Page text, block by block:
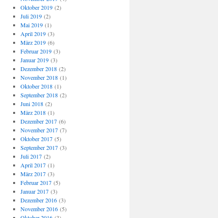
Oktober 2019(2)
Juli 2019(2)
Mai 2019(1)
April 2019(3)
März 2019(6)
Februar 2019(3)
Januar 2019(3)
Dezember 2018(2)
November 2018(1)
Oktober 2018(1)
September 2018(2)
Juni 2018(2)
März 2018(1)
Dezember 2017(6)
November 2017(7)
Oktober 2017(5)
September 2017(3)
Juli 2017(2)
April 2017(1)
März 2017(3)
Februar 2017(5)
Januar 2017(3)
Dezember 2016(3)
November 2016(5)